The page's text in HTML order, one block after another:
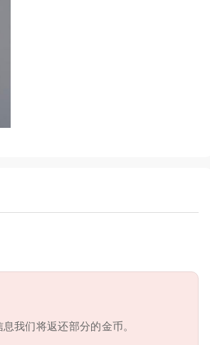
我们将返还部分的金币。